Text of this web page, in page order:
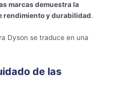
marcas demuestra la
rendimiento y durabilidad.
Dyson se traduce en una
de las